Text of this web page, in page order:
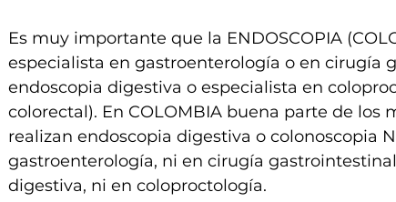
Es muy importante que la ENDOSCOPIA
especialista en gastroenterología o en cirugía
endoscopia digestiva o especialista en
colorectal). En COLOMBIA buena parte de los
realizan endoscopia digestiva o colonoscopia
gastroenterología, ni en cirugía
digestiva, ni en coloproctología.